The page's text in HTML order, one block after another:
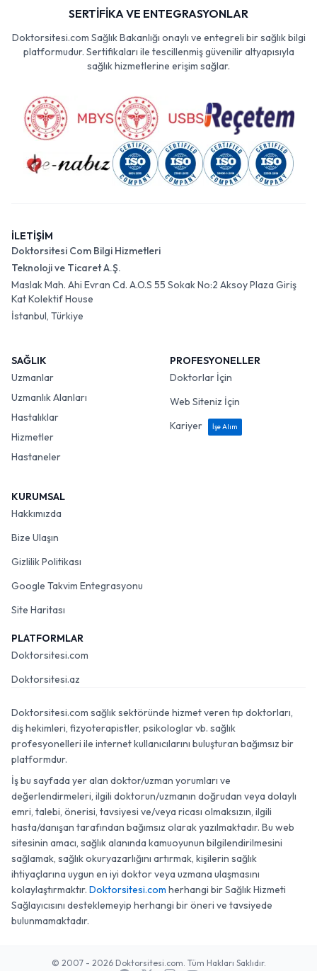
SERTİFİKA VE ENTEGRASYONLAR
Doktorsitesi.com Sağlık Bakanlığı onaylı ve entegreli bir sağlık bilgi
platformudur. Sertifikaları ile tescillenmiş güvenilir altyapısıyla
sağlık hizmetlerine erişim sağlar.
İLETİŞİM
Doktorsitesi Com Bilgi Hizmetleri
Teknoloji ve Ticaret A.Ş.
Maslak Mah. Ahi Evran Cd. A.O.S 55 Sokak No:2 Aksoy Plaza Giriş
Kat Kolektif House
İstanbul, Türkiye
SAĞLIK
Uzmanlar
Uzmanlık Alanları
Hastalıklar
Hizmetler
Hastaneler
PROFESYONELLER
Doktorlar İçin
Web Siteniz İçin
Kariyer
İşe Alım
KURUMSAL
Hakkımızda
Bize Ulaşın
Gizlilik Politikası
Google Takvim Entegrasyonu
Site Haritası
PLATFORMLAR
Doktorsitesi.com
Doktorsitesi.az
Doktorsitesi.com sağlık sektöründe hizmet veren tıp doktorları,
diş hekimleri, fizyoterapistler, psikologlar vb. sağlık
profesyonelleri ile internet kullanıcılarını buluşturan bağımsız bir
platformdur.
İş bu sayfada yer alan doktor/uzman yorumları ve
değerlendirmeleri, ilgili doktorun/uzmanın doğrudan veya dolaylı
emri, talebi, önerisi, tavsiyesi ve/veya ricası olmaksızın, ilgili
hasta/danışan tarafından bağımsız olarak yazılmaktadır. Bu web
sitesinin amacı, sağlık alanında kamuoyunun bilgilendirilmesini
sağlamak, sağlık okuryazarlığını artırmak, kişilerin sağlık
ihtiyaçlarına uygun en iyi doktor veya uzmana ulaşmasını
kolaylaştırmaktır. Doktorsitesi.com herhangi bir Sağlık Hizmeti
Sağlayıcısını desteklemeyip herhangi bir öneri ve tavsiyede
bulunmamaktadır.
© 2007 - 2026 Doktorsitesi.com. Tüm Hakları Saklıdır.